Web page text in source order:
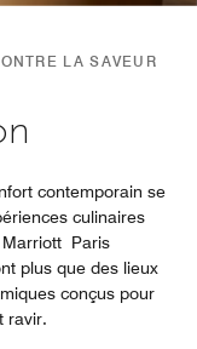
LA SAVEUR
contemporain se
culinaires
Paris
plus que des lieux
conçus pour
ravir.